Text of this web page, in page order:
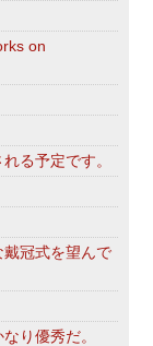
on
る予定です。
冠式を望んで
り優秀だ。